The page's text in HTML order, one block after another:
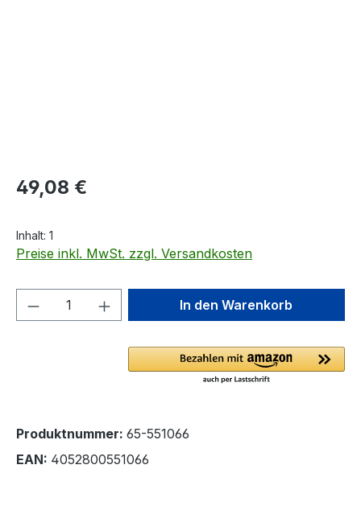
Regulärer Preis:
49,08 €
Inhalt: 1
Preise inkl. MwSt. zzgl. Versandkosten
Produkt Anzahl: Gib denIn den Warenkorb
Produktnummer: 65-551066
EAN: 4052800551066